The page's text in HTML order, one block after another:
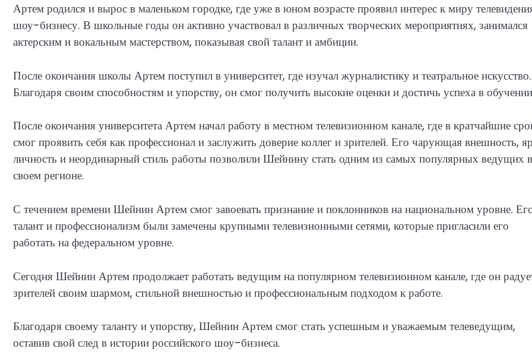
Артем родился и вырос в маленьком городке, где уже в юном возрасте проявил интерес к миру
шоу-бизнесу. В школьные годы он активно участвовал в различных творческих мероприятиях, занимался
актерским и вокальным мастерством, показывая свой талант и амбиции.
После окончания школы Артем поступил в университет, где изучал журналистику и театральное искусство.
Благодаря своим способностям и упорству, он смог получить высокие оценки и достичь успеха в
После окончания университета Артем начал работу в местном телевизионном канале, где в кратчайшие
смог проявить себя как профессионал и заслужить доверие коллег и зрителей. Его чарующая внешность,
личность и неординарный стиль работы позволили Шейнину стать одним из самых популярных ведущих в
своем регионе.
С течением времени Шейнин Артем смог завоевать признание и поклонников на национальном уровне.
талант и профессионализм были замечены крупными телевизионными сетями, которые пригласили его
работать на федеральном уровне.
Сегодня Шейнин Артем продолжает работать ведущим на популярном телевизионном канале, где он
зрителей своим шармом, стильной внешностью и профессиональным подходом к работе.
Благодаря своему таланту и упорству, Шейнин Артем смог стать успешным и уважаемым телеведущим,
оставив свой след в истории российского шоу-бизнеса.